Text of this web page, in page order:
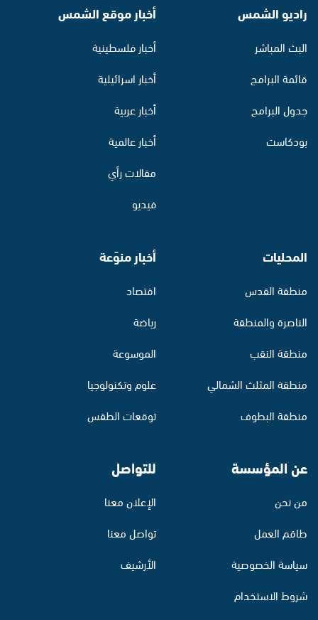
راديو الشمس
البث المباشر
قائمة البرامج
جدول البرامج
بودكاست
أخبار موقع الشمس
أخبار فلسطينية
أخبار اسرائيلية
أخبار عربية
أخبار عالمية
مقالات رأي
فيديو
المحليات
منطقة القدس
الناصرة والمنطقة
منطقة النقب
منطقة المثلث الشمالي
منطقة البطوف
أخبار منوّعة
اقتصاد
رياضة
الموسوعة
علوم وتكنولوجيا
توقعات الطقس
عن المؤسسة
من نحن
طاقم العمل
سياسة الخصوصية
شروط الاستخدام
للتواصل
الإعلان معنا
تواصل معنا
الأرشيف